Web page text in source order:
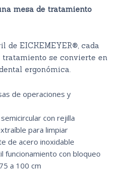
mesa de tratamiento
de EICKEMEYER®, cada
tratamiento se convierte en
ergonómica.
de operaciones y
con rejilla
para limpiar
de acero inoxidable
funcionamiento con bloqueo
a 100 cm